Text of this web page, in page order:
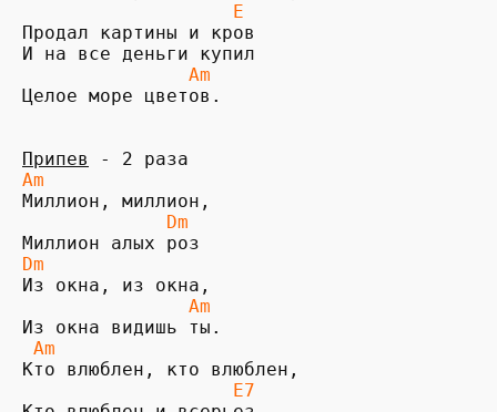
                   E
Продал картины и кров
               Am
Целое море цветов.
Припев
Am
             Dm
Dm
               Am
                   E7